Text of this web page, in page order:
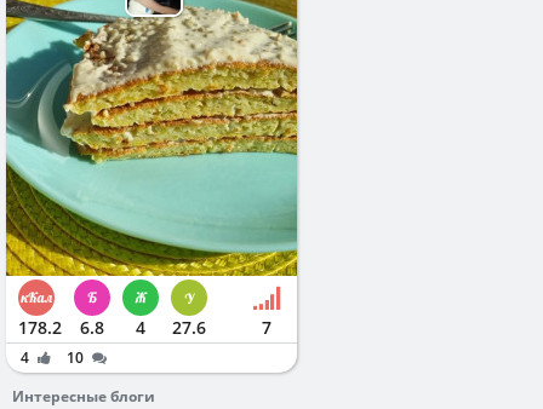
178.2 6.8 4 27.6 7
4
10
Интересные блоги